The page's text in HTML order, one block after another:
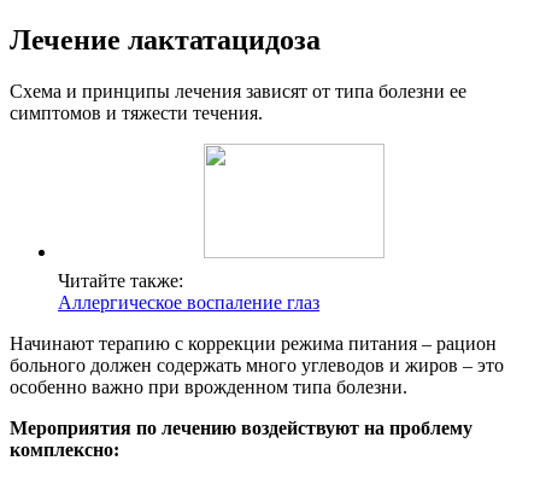
Лечение лактатацидоза
Схема и принципы лечения зависят от типа болезни ее
симптомов и тяжести течения.
Читайте также:
Аллергическое воспаление глаз
Начинают терапию с коррекции режима питания – рацион
больного должен содержать много углеводов и жиров – это
особенно важно при врожденном типа болезни.
Мероприятия по лечению воздействуют на проблему
комплексно: